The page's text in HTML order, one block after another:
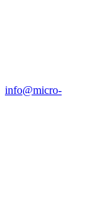
info@micro-